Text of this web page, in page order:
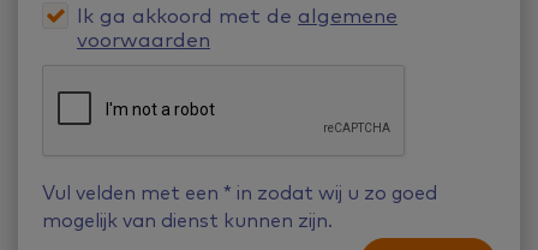
Ik ga akkoord met de algemene
voorwaarden
Vul velden met een * in zodat wij u zo goed
mogelijk van dienst kunnen zijn.